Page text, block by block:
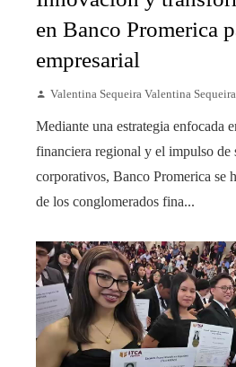
en Banco Promerica
empresarial
Valentina Sequeira Valentina Sequeira
Mediante una estrategia enfocada
financiera regional y el impulso de
corporativos, Banco Promerica se
de los conglomerados fina...